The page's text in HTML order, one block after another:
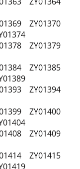
ZY01370
ZY01379
ZY01385
ZY01394
ZY01400
ZY01409
ZY01415